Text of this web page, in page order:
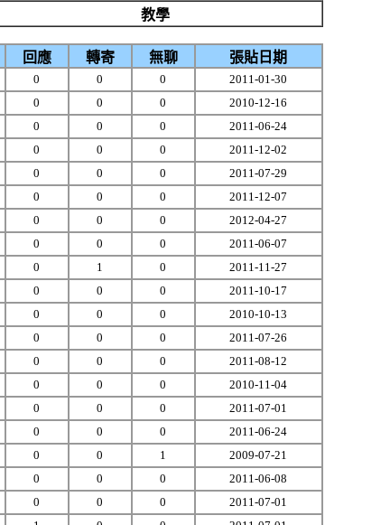
教學
回應 轉寄 無聊
張貼日期
0 0 0 2011-01-30
0 0 0 2010-12-16
0 0 0 2011-06-24
0 0 0 2011-12-02
0 0 0 2011-07-29
0 0 0 2011-12-07
0 0 0 2012-04-27
0 0 0 2011-06-07
0 1 0 2011-11-27
0 0 0 2011-10-17
0 0 0 2010-10-13
0 0 0 2011-07-26
0 0 0 2011-08-12
0 0 0 2010-11-04
0 0 0 2011-07-01
0 0 0 2011-06-24
0 0 1 2009-07-21
0 0 0 2011-06-08
0 0 0 2011-07-01